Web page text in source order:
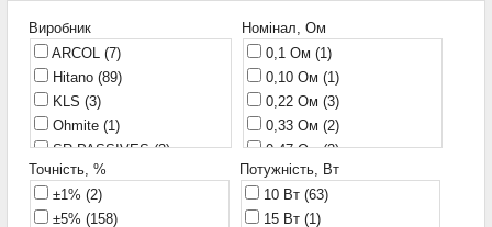
Виробник
ARCOL (7)
Hitano (89)
KLS (3)
Ohmite (1)
SR PASSIVES(2)
TE Connectivity
TE Connectivity / CGS
Thunder(51)
Номінал, Ом
0,1 Ом (1)
0,10 Ом (1)
0,22 Ом (3)
0,33 Ом (2)
0,47 Ом(3)
1 Ом(7)
1,5 Ом(2)
1,8 Ом(1)
Точність, %
±1% (2)
±5% (158)
Потужність, Вт
10 Вт (63)
15 Вт (1)